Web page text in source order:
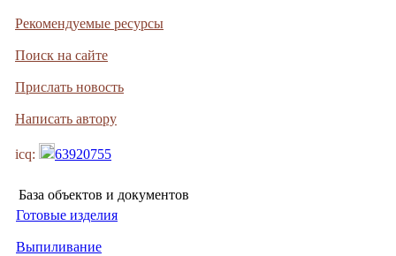
Рекомендуемые ресурсы
Поиск на сайте
Прислать новость
Написать автору
icq: 63920755
База объектов и документов
Готовые изделия
Выпиливание